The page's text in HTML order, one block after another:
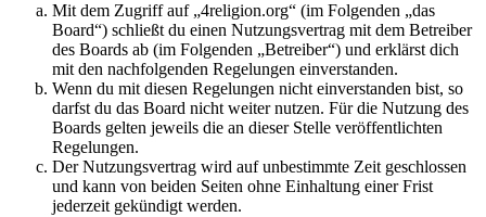
Mit dem Zugriff auf „4religion.org“ (im Folgenden „das
Board“) schließt du einen Nutzungsvertrag mit dem Betreiber
des Boards ab (im Folgenden „Betreiber“) und erklärst dich
mit den nachfolgenden Regelungen einverstanden.
Wenn du mit diesen Regelungen nicht einverstanden bist, so
darfst du das Board nicht weiter nutzen. Für die Nutzung des
Boards gelten jeweils die an dieser Stelle veröffentlichten
Regelungen.
Der Nutzungsvertrag wird auf unbestimmte Zeit geschlossen
und kann von beiden Seiten ohne Einhaltung einer Frist
jederzeit gekündigt werden.